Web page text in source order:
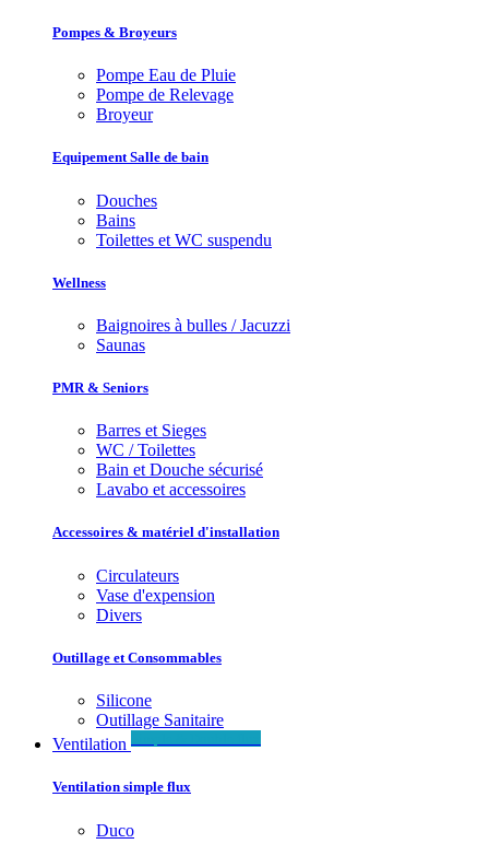
Pompes & Broyeurs
Pompe Eau de Pluie
Pompe de Relevage
Broyeur
Equipement Salle de bain
Douches
Bains
Toilettes et WC suspendu
Wellness
Baignoires à bulles / Jacuzzi
Saunas
PMR & Seniors
Barres et Sieges
WC / Toilettes
Bain et Douche sécurisé
Lavabo et accessoires
Accessoires & matériel d'installation
Circulateurs
Vase d'expension
Divers
Outillage et Consommables
Silicone
Outillage Sanitaire
Ventilation
Ventilation simple flux
Duco